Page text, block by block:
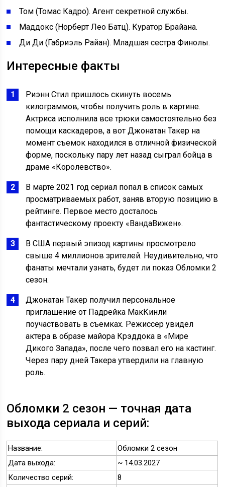
Том (Томас Кадро). Агент секретной службы.
Маддокс (Норберт Лео Батц). Куратор Брайана.
Ди Ди (Габриэль Райан). Младшая сестра Финолы.
Интересные факты
Риэнн Стил пришлось скинуть восемь
килограммов, чтобы получить роль в картине.
Актриса исполнила все трюки самостоятельно без
помощи каскадеров, а вот Джонатан Такер на
момент съемок находился в отличной физической
форме, поскольку пару лет назад сыграл бойца в
драме «Королевство».
В марте 2021 год сериал попал в список самых
просматриваемых работ, заняв вторую позицию в
рейтинге. Первое место досталось
фантастическому проекту «ВандаВижен».
В США первый эпизод картины просмотрело
свыше 4 миллионов зрителей. Неудивительно, что
фанаты мечтали узнать, будет ли показ Обломки 2
сезон.
Джонатан Такер получил персональное
приглашение от Падрейка МакКинли
поучаствовать в съемках. Режиссер увидел
актера в образе майора Крэддока в «Мире
Дикого Запада», после чего позвал его на кастинг.
Через пару дней Такера утвердили на главную
роль.
Обломки 2 сезон — точная дата
выхода сериала и серий:
Название:
Обломки 2 сезон
Дата выхода:
~ 14.03.2027
Количество серий:
8